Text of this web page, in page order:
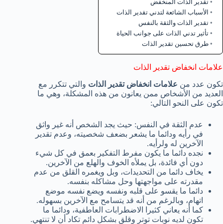
تقدير الذات المنخفض
الأسباب الشائعة لتدني تقدير الذات
تقدير الذات والثقة بالنفس
تأثير تدني الذات على جوانب الحياة
طرق تحسين تقدير الذات
علامات انخفاض تقدير الذات
تكون عدد من علامات انخفاض تقدير الذات والتي تتكرر مع
العديد من الأشخاص ممن يعانون من هذه المشكلة، وهي ما
تكون على النحو التالي:
عدم الثقة في النفس: حيث يجد الشخص أنه غير واثق
في رأيه ودائما ما يشعر بضعف شخصيته، وعدم تقدير
الآخرين له ولرأيه.
نجده دائما ما يكون مفرط التفكير بعمق في كل شيء
دون أي فائدة، بل يملأه الخوف والهلع من الآخرين.
يخاف دائما من التحديدات، وبل ويغمره القلق من عدم
مقدرته على مواجهتها وحل مشاكله بنفسه.
دائما ما يقسو على قلبه ونفسه ويضع نفسه موضع
اتهام، وبالرغم من أنه قد يتسامح مع الآخرين بسهوله.
كما أنه يعاني كثيرا الاضطرابات العاطفية، ودائما ما
تكون لديه نوبات توتر وقلق بشكل دائم تكاد أن لا تنتهي.